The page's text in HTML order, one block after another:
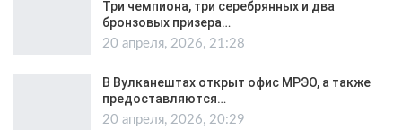
Три чемпиона, три серебрянных и два
бронзовых призера…
20 апреля, 2026, 21:28
В Вулканештах открыт офис МРЭО, а также
предоставляются…
20 апреля, 2026, 20:29